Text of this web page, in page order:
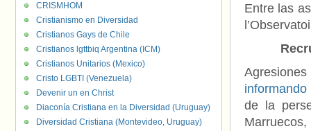
Entre las
de la
CRISMHOM
Cristianismo en Diversidad
Cristianos Gays de Chile
Cristianos lgttbiq Argentina (ICM)
Cristianos Unitarios (Mexico)
Cristo LGBTI (Venezuela)
Devenir un en Christ
Diaconía Cristiana en la Diversidad (Uruguay)
Diversidad Cristiana (Montevideo, Uruguay)